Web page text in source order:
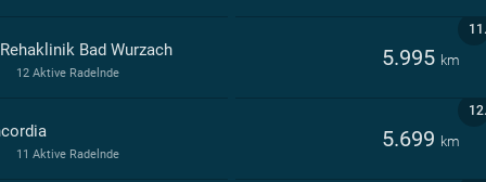
11.
Bad Wurzach 5.995 km
12 Aktive Radelnde
12.
5.699 km
11 Aktive Radelnde